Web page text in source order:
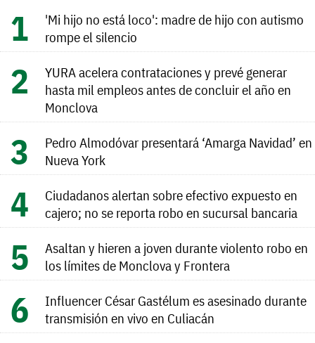
'Mi hijo no está loco': madre de hijo con autismo
rompe el silencio
YURA acelera contrataciones y prevé generar
hasta mil empleos antes de concluir el año en
Monclova
Pedro Almodóvar presentará ‘Amarga Navidad’ en
Nueva York
Ciudadanos alertan sobre efectivo expuesto en
cajero; no se reporta robo en sucursal bancaria
Asaltan y hieren a joven durante violento robo en
los límites de Monclova y Frontera
Influencer César Gastélum es asesinado durante
transmisión en vivo en Culiacán